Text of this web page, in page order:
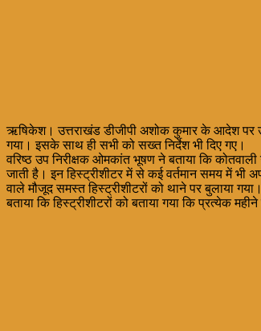
ऋषिकेश। उत्तराखंड डीजीपी अशोक कुमार के आदेश पर
गया। इसके साथ ही सभी को सख्त निर्देश भी दिए गए।
वरिष्ठ उप निरीक्षक ओमकांत भूषण ने बताया कि
जाती है। इन हिस्ट्रीशीटर में से कई वर्तमान समय में भी
वाले मौजूद समस्त हिस्ट्रीशीटरों को थाने पर बुलाया
बताया कि हिस्ट्रीशीटरों को बताया गया कि प्रत्येक